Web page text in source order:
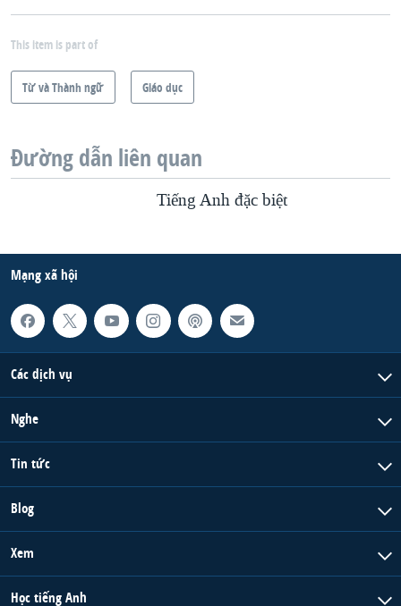
This item is part of
Từ và Thành ngữ Giáo dục
Đường dẫn liên quan
Tiếng Anh đặc biệt
Mạng xã hội
Các dịch vụ
Nghe
Tin tức
Blog
Xem
Học tiếng Anh